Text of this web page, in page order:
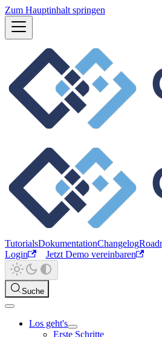
Zum Hauptinhalt springen
TutorialsDokumentationChangelog
Login
Jetzt Demo vereinbaren
Suche
Los geht's
Erste Schritte